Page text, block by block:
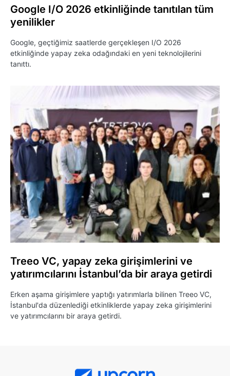
Google I/O 2026 etkinliğinde tanıtılan tüm
yenilikler
Google, geçtiğimiz saatlerde gerçekleşen I/O 2026
etkinliğinde yapay zeka odağındaki en yeni teknolojilerini
tanıttı.
Treeo VC, yapay zeka girişimlerini ve
yatırımcılarını İstanbul’da bir araya getirdi
Erken aşama girişimlere yaptığı yatırımlarla bilinen Treeo VC,
İstanbul'da düzenlediği etkinliklerde yapay zeka girişimlerini
ve yatırımcılarını bir araya getirdi.